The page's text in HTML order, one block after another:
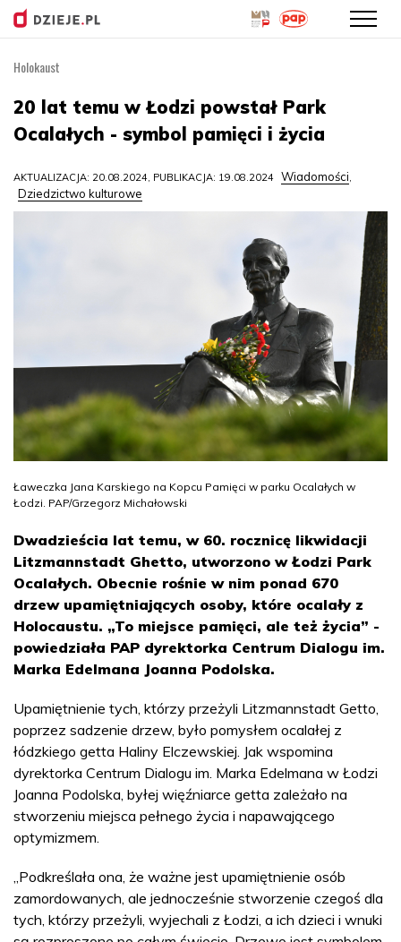
treści
Holokaust
20 lat temu w Łodzi powstał Park
Ocalałych - symbol pamięci i życia
AKTUALIZACJA: 20.08.2024, PUBLIKACJA: 19.08.2024 Wiadomości,
Dziedzictwo kulturowe
Ławeczka Jana Karskiego na Kopcu Pamięci w parku Ocalałych w
Łodzi. PAP/Grzegorz Michałowski
Dwadzieścia lat temu, w 60. rocznicę likwidacji
Litzmannstadt Ghetto, utworzono w Łodzi Park
Ocalałych. Obecnie rośnie w nim ponad 670
drzew upamiętniających osoby, które ocalały z
Holocaustu. „To miejsce pamięci, ale też życia” -
powiedziała PAP dyrektorka Centrum Dialogu im.
Marka Edelmana Joanna Podolska.
Upamiętnienie tych, którzy przeżyli Litzmannstadt Getto,
poprzez sadzenie drzew, było pomysłem ocalałej z
łódzkiego getta Haliny Elczewskiej. Jak wspomina
dyrektorka Centrum Dialogu im. Marka Edelmana w Łodzi
Joanna Podolska, byłej więźniarce getta zależało na
stworzeniu miejsca pełnego życia i napawającego
optymizmem.
„Podkreślała ona, że ważne jest upamiętnienie osób
zamordowanych, ale jednocześnie stworzenie czegoś dla
tych, którzy przeżyli, wyjechali z Łodzi, a ich dzieci i wnuki